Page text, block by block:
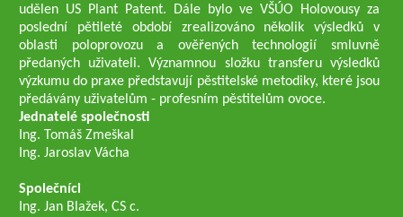
udělen US Plant Patent. Dále bylo ve VŠÚO Holovousy za
poslední pětileté období zrealizováno několik výsledků v
oblasti poloprovozu a ověřených technologií smluvně
předaných uživateli. Významnou složku transferu výsledků
výzkumu do praxe představují pěstitelské metodiky, které jsou
předávány uživatelům - profesním pěstitelům ovoce.
Jednatelé společnosti
Ing. Tomáš Zmeškal
Ing. Jaroslav Vácha
Společníci
Ing. Jan Blažek, CS c.